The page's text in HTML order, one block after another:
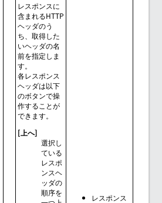
レスポンスに
含まれるHTTP
ヘッダのう
ち、取得した
いヘッダの名
前を指定しま
す。
各レスポンス
ヘッダは以下
のボタンで操
作することが
できます。
[上へ]
選択し
ている
レスポ
ンスヘ
ッダの
順序を
レスポンス